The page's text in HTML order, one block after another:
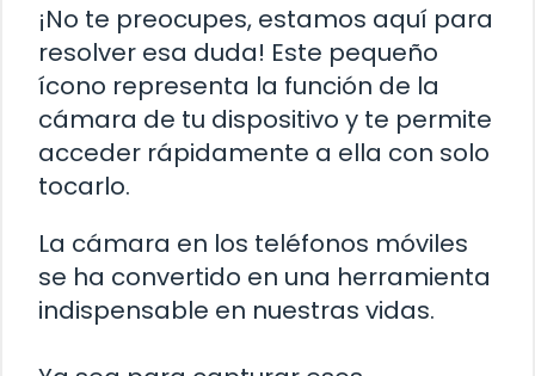
¡No te preocupes, estamos aquí para
resolver esa duda! Este pequeño
ícono representa la función de la
cámara de tu dispositivo y te permite
acceder rápidamente a ella con solo
tocarlo.
La cámara en los teléfonos móviles
se ha convertido en una herramienta
indispensable en nuestras vidas.